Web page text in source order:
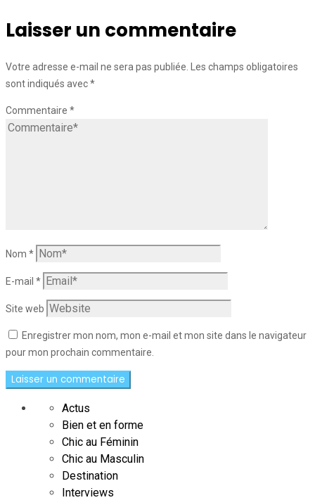
Laisser un commentaire
Votre adresse e-mail ne sera pas publiée. Les champs obligatoires
sont indiqués avec*
Commentaire *
Nom *
E-mail *
Site web
Enregistrer mon nom, mon e-mail et mon site dans le navigateur
pour mon prochain commentaire.
Actus
Bien et en forme
Chic au Féminin
Chic au Masculin
Destination
Interviews